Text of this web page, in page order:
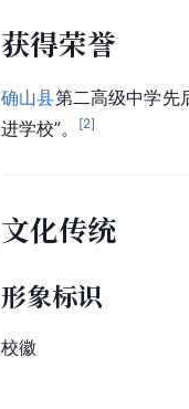
获得荣誉
确山县第二高级中学先
进学校”。
[2]
文化传统
形象标识
校徽